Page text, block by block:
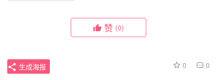
赞 (0)
0 0
生成海报